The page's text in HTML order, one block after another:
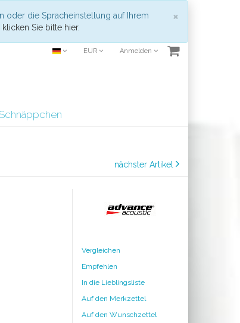
×
oder die Spracheinstellung auf Ihrem
Sie bitte hier.
EUR Anmelden
Schnäppchen
nächster Artikel
Vergleichen
Empfehlen
In die Lieblingsliste
Auf den Merkzettel
Auf den Wunschzettel